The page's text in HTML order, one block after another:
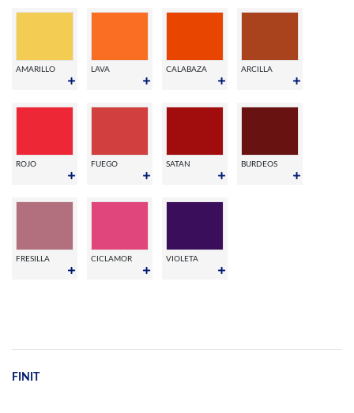
AMARILLO LAVA CALABAZA ARCILLA
ROJO FUEGO SATAN BURDEOS
FRESILLA CICLAMOR VIOLETA
FINIT